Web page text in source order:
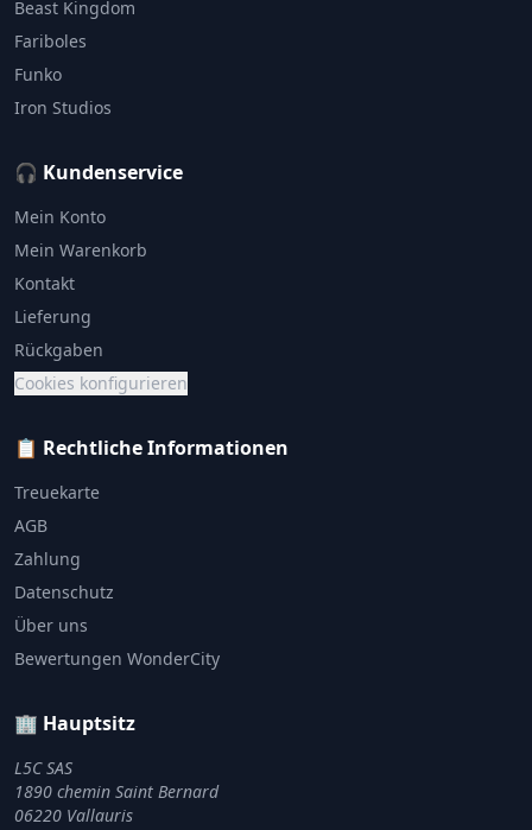
Beast Kingdom
Fariboles
Funko
Iron Studios
🎧 Kundenservice
Mein Konto
Mein Warenkorb
Kontakt
Lieferung
Rückgaben
Cookies konfigurieren
📋 Rechtliche Informationen
Treuekarte
AGB
Zahlung
Datenschutz
Über uns
Bewertungen WonderCity
🏢 Hauptsitz
L5C SAS
1890 chemin Saint Bernard
06220 Vallauris